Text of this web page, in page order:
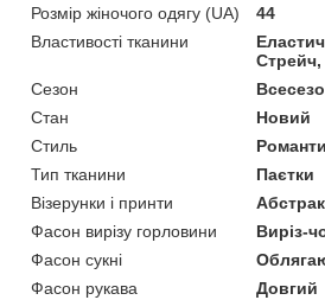
Розмір жіночого одягу (UA)
44
Властивості тканини
Стрейч,
Сезон
Стан
Новий
Стиль
Тип тканини
Паєтки
Візерунки і принти
Фасон вирізу горловини
Виріз-
Фасон сукні
Фасон рукава
Довгий